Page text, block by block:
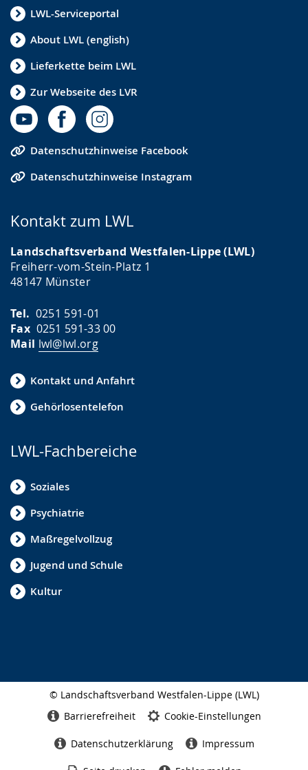
LWL-Serviceportal
About LWL (english)
Lieferkette beim LWL
Zur Webseite des LVR
Datenschutzhinweise Facebook
Datenschutzhinweise Instagram
Kontakt zum LWL
Landschaftsverband Westfalen-Lippe (LWL)
Freiherr-vom-Stein-Platz 1
48147 Münster
Tel. 0251 591-01
Fax0251 591-33 00
Mail lwl@lwl.org
Kontakt und Anfahrt
Gehörlosentelefon
LWL-Fachbereiche
Soziales
Psychiatrie
Maßregelvollzug
Jugend und Schule
Kultur
© Landschaftsverband Westfalen-Lippe (LWL)
Barrierefreiheit Cookie-Einstellungen
Datenschutzerklärung Impressum